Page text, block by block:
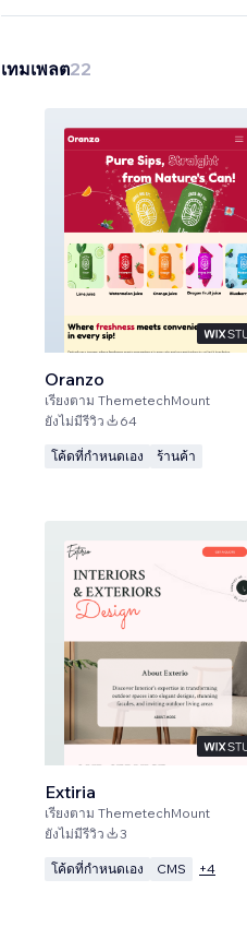
เทมเพลต22
Oranzo
เรียงตาม ThemetechMount
ยังไม่มีรีวิว 64
โค้ดที่กำหนดเอง ร้านค้า
Extiria
เรียงตาม ThemetechMount
ยังไม่มีรีวิว 3
โค้ดที่กำหนดเอง CMS +4